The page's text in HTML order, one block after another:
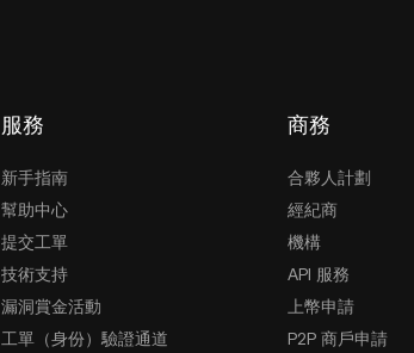
服務
新手指南
幫助中心
提交工單
技術支持
漏洞賞金活動
工單（身份）驗證通道
商務
合夥人計劃
經紀商
機構
API 服務
上幣申請
P2P 商戶申請